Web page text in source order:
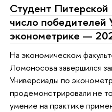
Студент
число победителей
эконометрике —
На экономическом
Ломоносова завершился
Универсиады по
продемонстрировали не
умение на практике